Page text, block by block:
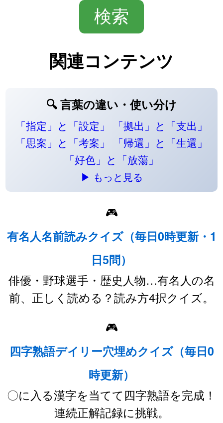
関連コンテンツ
🔍 言葉の違い・使い分け
「指定」と「設定」
「拠出」と「支出」
「思案」と「考案」
「帰還」と「生還」
「好色」と「放蕩」
▶ もっと見る
🎮
有名人名前読みクイズ（毎日0時更新・1
日5問）
俳優・野球選手・歴史人物…有名人の名
前、正しく読める？読み方4択クイズ。
🎮
四字熟語デイリー穴埋めクイズ（毎日0
時更新）
〇に入る漢字を当てて四字熟語を完成！
連続正解記録に挑戦。